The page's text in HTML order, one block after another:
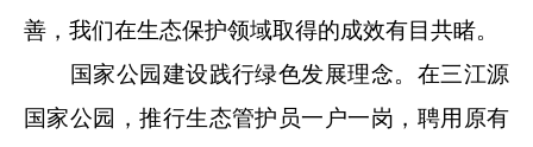
善，我们在生态保护领域取得的成效有目共睹。
国家公园建设践行绿色发展理念。在三江源
国家公园，推行生态管护员一户一岗，聘用原有